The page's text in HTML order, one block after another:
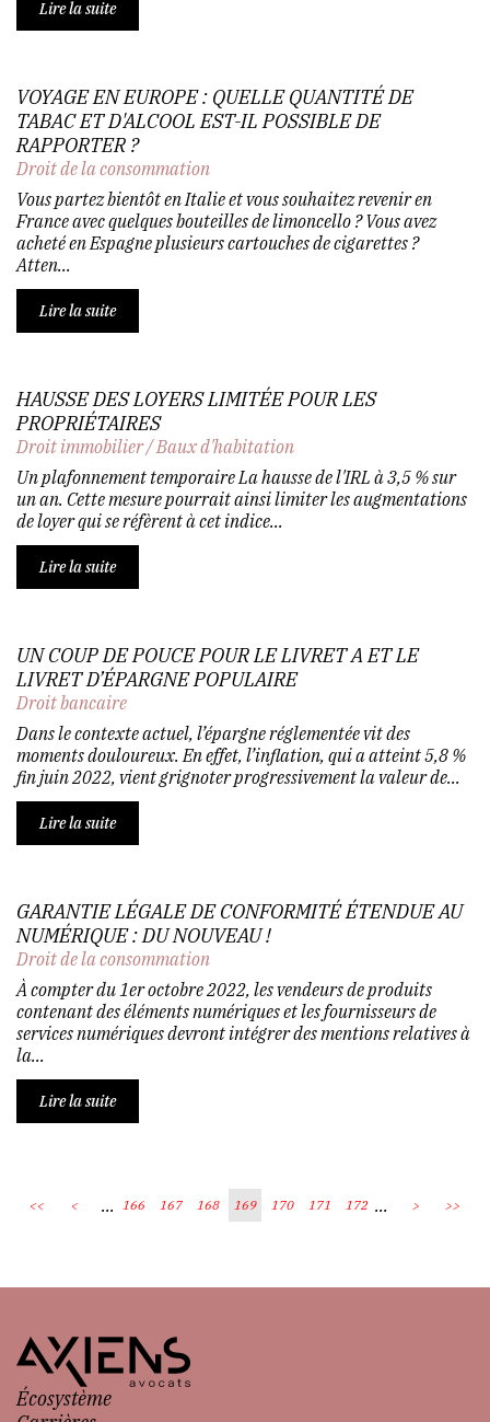
Lire la suite
VOYAGE EN EUROPE : QUELLE QUANTITÉ DE
TABAC ET D'ALCOOL EST-IL POSSIBLE DE
RAPPORTER ?
Droit de la consommation
Vous partez bientôt en Italie et vous souhaitez revenir en
France avec quelques bouteilles de limoncello ? Vous avez
acheté en Espagne plusieurs cartouches de cigarettes ?
Atten...
Lire la suite
HAUSSE DES LOYERS LIMITÉE POUR LES
PROPRIÉTAIRES
Droit immobilier/Baux d'habitation
Un plafonnement temporaire La hausse de l'IRL à 3,5 % sur
un an. Cette mesure pourrait ainsi limiter les augmentations
de loyer qui se réfèrent à cet indice...
Lire la suite
UN COUP DE POUCE POUR LE LIVRET A ET LE
LIVRET D’ÉPARGNE POPULAIRE
Droit bancaire
Dans le contexte actuel, l’épargne réglementée vit des
moments douloureux. En effet, l’inflation, qui a atteint 5,8 %
fin juin 2022, vient grignoter progressivement la valeur de...
Lire la suite
GARANTIE LÉGALE DE CONFORMITÉ ÉTENDUE AU
NUMÉRIQUE : DU NOUVEAU !
Droit de la consommation
À compter du 1er octobre 2022, les vendeurs de produits
contenant des éléments numériques et les fournisseurs de
services numériques devront intégrer des mentions relatives à
la...
Lire la suite
<< < ... 166 167 168 169 170 171 172 ... > >>
Écosystème